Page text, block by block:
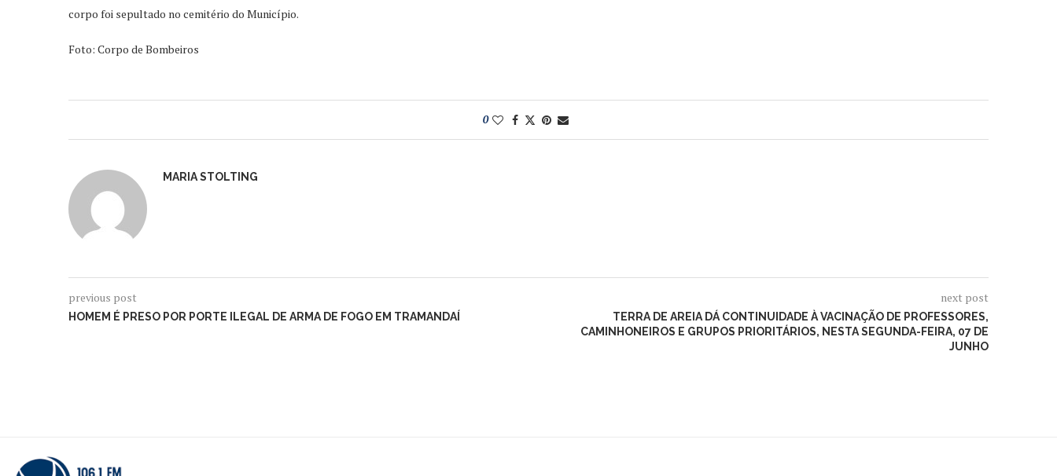
corpo foi sepultado no cemitério do Município.
Foto: Corpo de Bombeiros
0
MARIA STOLTING
previous post
HOMEM É PRESO POR PORTE ILEGAL DE ARMA DE FOGO EM TRAMANDAÍ
next post
TERRA DE AREIA DÁ CONTINUIDADE À VACINAÇÃO DE PROFESSORES,
CAMINHONEIROS E GRUPOS PRIORITÁRIOS, NESTA SEGUNDA-FEIRA, 07 DE
JUNHO